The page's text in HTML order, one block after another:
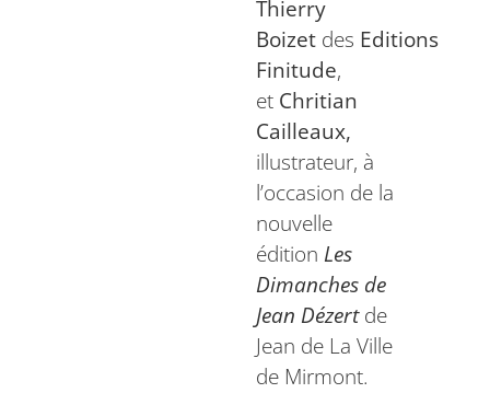
Thierry
Boizet des Editions
Finitude,
et Chritian
Cailleaux,
illustrateur, à
l’occasion de la
nouvelle
édition Les
Dimanches de
Jean Dézertde
Jean de La Ville
de Mirmont.